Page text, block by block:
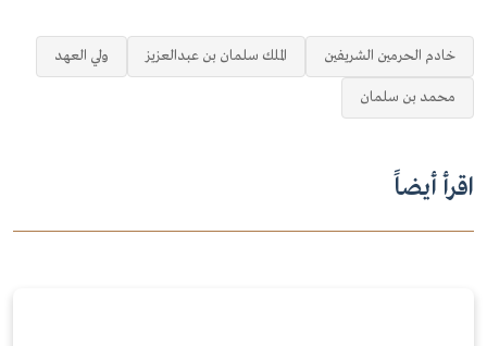
خادم الحرمين الشريفين الملك سلمان بن عبدالعزيز ولي العهد
محمد بن سلمان
اقرأ أيضاً